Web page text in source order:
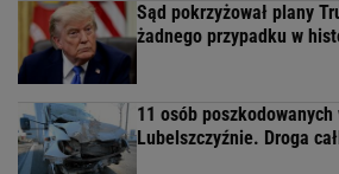
Sąd pokrzyżował plany
żadnego przypadku w
11 osób poszkodowanych
Lubelszczyźnie. Droga